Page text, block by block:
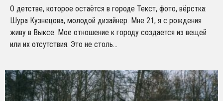
О детстве, которое остаётся в городе Текст, фото, вёрстка:
Шура Кузнецова, молодой дизайнер. Мне 21, я с рождения
живу в Выксе. Мое отношение к городу создается из вещей
или их отсутствия. Это не столь...